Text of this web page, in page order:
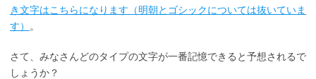
き文字はこちらになります（明朝とゴシックについては抜いていま
す）
。
さて、みなさんどのタイプの文字が一番記憶できると予想されるで
しょうか？